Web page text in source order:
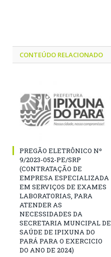
CONTEÚDO RELACIONADO
PREGÃO ELETRÔNICO Nº
9/2023-052-PE/SRP
(CONTRATAÇÃO DE
EMPRESA ESPECIALIZADA
EM SERVIÇOS DE EXAMES
LABORATORIAS, PARA
ATENDER AS
NECESSIDADES DA
SECRETARIA MUNCIPAL DE
SAÚDE DE IPIXUNA DO
PARÁ PARA O EXERCICIO
DO ANO DE 2024)